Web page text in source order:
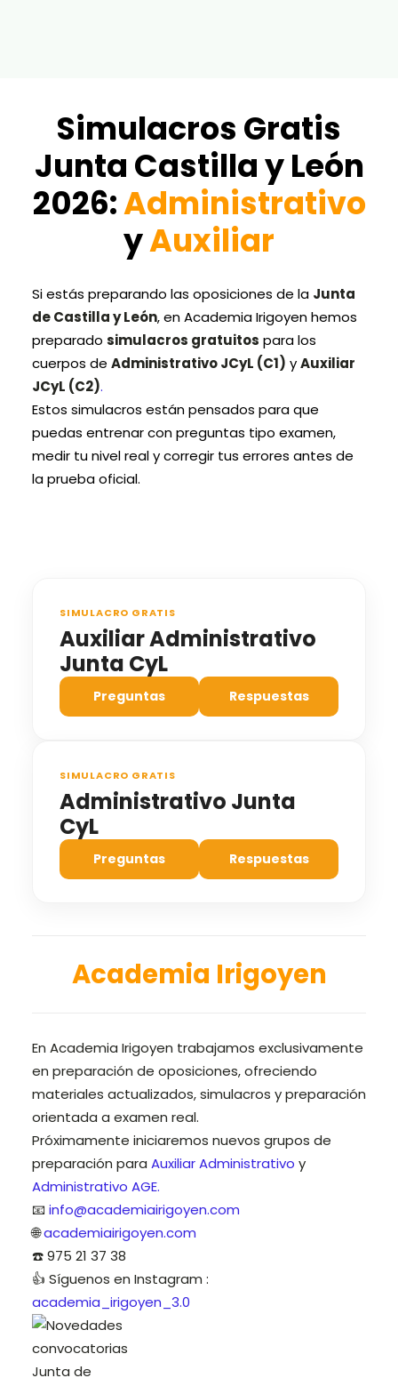
Simulacros Gratis
Junta Castilla y León
2026:Administrativo
yAuxiliar
Si estás preparando las oposiciones de la Junta
de Castilla y León, en Academia Irigoyen hemos
preparado simulacros gratuitos para los
cuerpos de Administrativo JCyL (C1) yAuxiliar
JCyL (C2).
Estos simulacros están pensados para que
puedas entrenar con preguntas tipo examen,
medir tu nivel real y corregir tus errores antes de
la prueba oficial.
SIMULACRO GRATIS
Auxiliar Administrativo
Junta CyL
Preguntas Respuestas
SIMULACRO GRATIS
Administrativo Junta
CyL
Preguntas Respuestas
Academia Irigoyen
En Academia Irigoyen trabajamos exclusivamente
en preparación de oposiciones, ofreciendo
materiales actualizados, simulacros y preparación
orientada a examen real.
Próximamente iniciaremos nuevos grupos de
preparación para Auxiliar Administrativo y
Administrativo AGE.
📧 info@academiairigoyen.com
🌐academiairigoyen.com
☎️975 21 37 38
👍 Síguenos en Instagram :
academia_irigoyen_3.0